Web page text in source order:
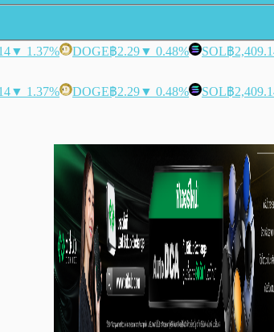
▼ 1.37% DOGE฿2.29▼ 0.48% SOL฿
▼ 1.37% DOGE฿2.29▼ 0.48% SOL฿